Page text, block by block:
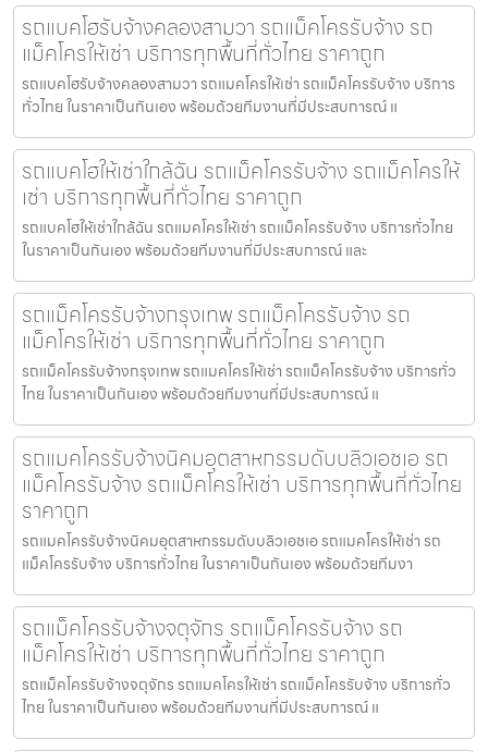
รถแบคโฮรับจ้างคลองสามวา รถแม็คโครรับจ้าง รถ
แม็คโครให้เช่า บริการทุกพื้นที่ทั่วไทย ราคาถูก
รถแบคโฮรับจ้างคลองสามวา รถแมคโครให้เช่า รถแม็คโครรับจ้าง บริการ
ทั่วไทย ในราคาเป็นกันเอง พร้อมด้วยทีมงานที่มีประสบการณ์ แ
รถแบคโฮให้เช่าใกล้ฉัน รถแม็คโครรับจ้าง รถแม็คโครให้
เช่า บริการทุกพื้นที่ทั่วไทย ราคาถูก
รถแบคโฮให้เช่าใกล้ฉัน รถแมคโครให้เช่า รถแม็คโครรับจ้าง บริการทั่วไทย
ในราคาเป็นกันเอง พร้อมด้วยทีมงานที่มีประสบการณ์ และ
รถแม็คโครรับจ้างกรุงเทพ รถแม็คโครรับจ้าง รถ
แม็คโครให้เช่า บริการทุกพื้นที่ทั่วไทย ราคาถูก
รถแม็คโครรับจ้างกรุงเทพ รถแมคโครให้เช่า รถแม็คโครรับจ้าง บริการทั่ว
ไทย ในราคาเป็นกันเอง พร้อมด้วยทีมงานที่มีประสบการณ์ แ
รถแมคโครรับจ้างนิคมอุตสาหกรรมดับบลิวเอชเอ รถ
แม็คโครรับจ้าง รถแม็คโครให้เช่า บริการทุกพื้นที่ทั่วไทย
ราคาถูก
รถแมคโครรับจ้างนิคมอุตสาหกรรมดับบลิวเอชเอ รถแมคโครให้เช่า รถ
แม็คโครรับจ้าง บริการทั่วไทย ในราคาเป็นกันเอง พร้อมด้วยทีมงา
รถแม็คโครรับจ้างจตุจักร รถแม็คโครรับจ้าง รถ
แม็คโครให้เช่า บริการทุกพื้นที่ทั่วไทย ราคาถูก
รถแม็คโครรับจ้างจตุจักร รถแมคโครให้เช่า รถแม็คโครรับจ้าง บริการทั่ว
ไทย ในราคาเป็นกันเอง พร้อมด้วยทีมงานที่มีประสบการณ์ แ